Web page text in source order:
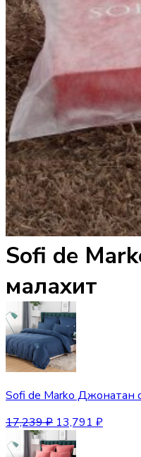
Sofi de
малахит
Sofi de Marko Джонатан
17,239₽ 13,791 ₽